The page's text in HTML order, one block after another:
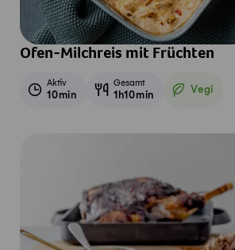
Ofen-Milchreis mit Früchten
Aktiv
10min
Gesamt
1h10min Vegi
Vegetarisch